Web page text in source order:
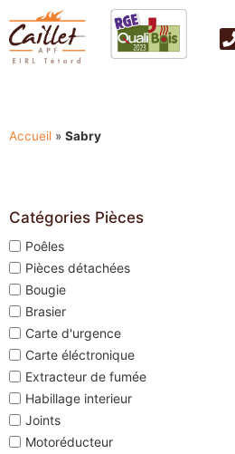
Accueil » Sabry
Catégories Pièces
Poêles
Pièces détachées
Bougie
Brasier
Carte d'urgence
Carte éléctronique
Extracteur de fumée
Habillage interieur
Joints
Motoréducteur